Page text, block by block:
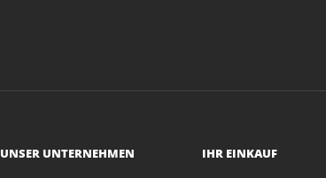
UNSER UNTERNEHMEN IHR EINKAUF